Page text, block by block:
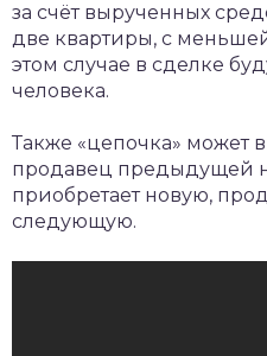
за счёт вырученных
две квартиры, с
этом случае в сделке
человека.
Также «цепочка» может
продавец предыдущей
приобретает новую,
следующую.